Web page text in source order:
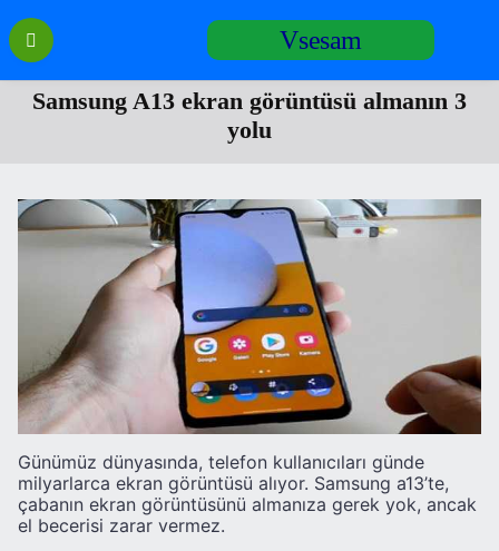
Перейти
содержанию
Vsesam
Samsung A13 ekran görüntüsü almanın 3
yolu
Günümüz dünyasında, telefon kullanıcıları günde
milyarlarca ekran görüntüsü alıyor. Samsung a13’te,
çabanın ekran görüntüsünü almanıza gerek yok, ancak
el becerisi zarar vermez.